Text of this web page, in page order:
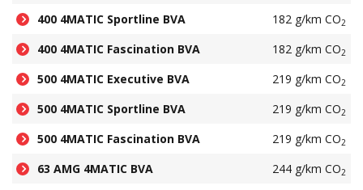
400 4MATIC Sportline BVA 182 g/km CO2
400 4MATIC Fascination BVA 182 g/km CO2
500 4MATIC Executive BVA 219 g/km CO2
500 4MATIC Sportline BVA 219 g/km CO2
500 4MATIC Fascination BVA 219 g/km CO2
63 AMG 4MATIC BVA 244 g/km CO2